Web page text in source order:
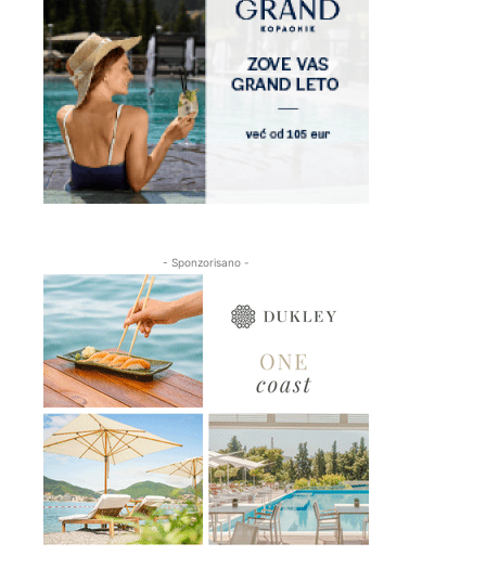
- Sponzorisano -